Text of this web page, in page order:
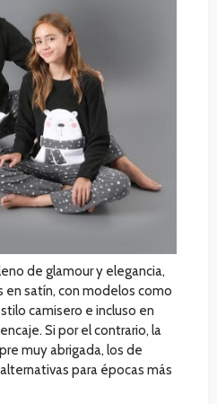
de glamour y elegancia,
satín, con modelos como
camisero e incluso en
Si por el contrario, la
muy abrigada, los de
para épocas más